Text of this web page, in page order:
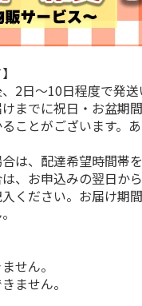
平 日本人最多53試
合連続出塁記念 コ
イ…
2日～10日程度で発送
までに祝日・お盆期
ことがございます。
は、配達希望時間帯を
、お申込みの翌日か
ください。お届け期
せん。
ません。